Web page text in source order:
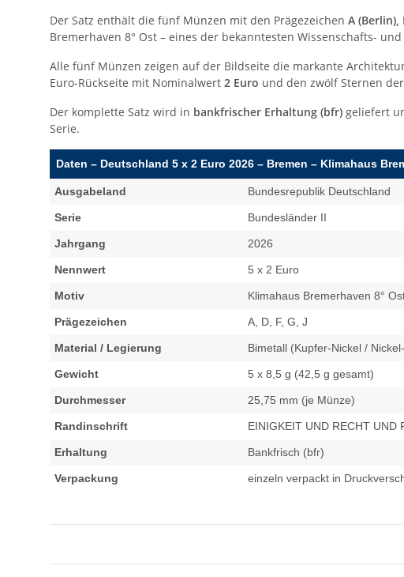
Der Satz enthält die fünf Münzen mit den Prägezeichen A (Berlin),
Bremerhaven 8° Ost – eines der bekanntesten Wissenschafts-
Alle fünf Münzen zeigen auf der Bildseite die markante
Euro-Rückseite mit Nominalwert 2 Euro und den zwölf Sternen
Der komplette Satz wird in bankfrischer Erhaltung (bfr) geliefert
Serie.
Daten – Deutschland 5 x 2 Euro 2026 – Bremen – Klimahaus
Ausgabeland Bundesrepublik Deutschland
Serie Bundesländer II
Jahrgang 2026
Nennwert 5 x 2 Euro
Motiv Klimahaus Bremerhaven 8°
Prägezeichen A, D, F, G, J
Material / Legierung Bimetall (Kupfer-Nickel /
Gewicht 5 x 8,5 g (42,5 g gesamt)
Durchmesser 25,75 mm (je Münze)
Randinschrift EINIGKEIT UND RECHT UND
Erhaltung Bankfrisch (bfr)
Verpackung einzeln verpackt in